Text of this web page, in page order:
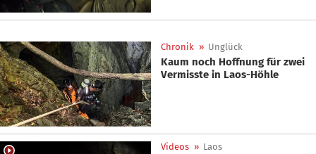
Chronik » Unglück
Kaum noch Hoffnung für zwei
Vermisste in Laos-Höhle
Videos » Laos